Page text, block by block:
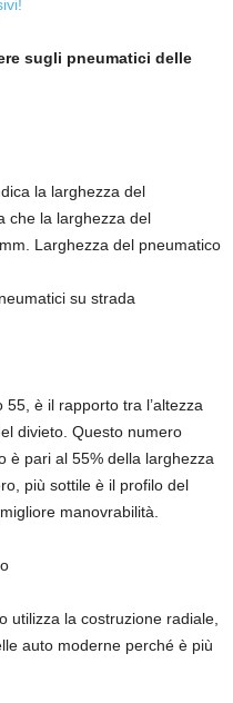
sugli pneumatici delle
la larghezza del
che la larghezza del
Larghezza del pneumatico
su strada
è il rapporto tra l’altezza
divieto. Questo numero
è pari al 55% della larghezza
più sottile è il profilo del
manovrabilità.
utilizza la costruzione radiale,
auto moderne perché è più